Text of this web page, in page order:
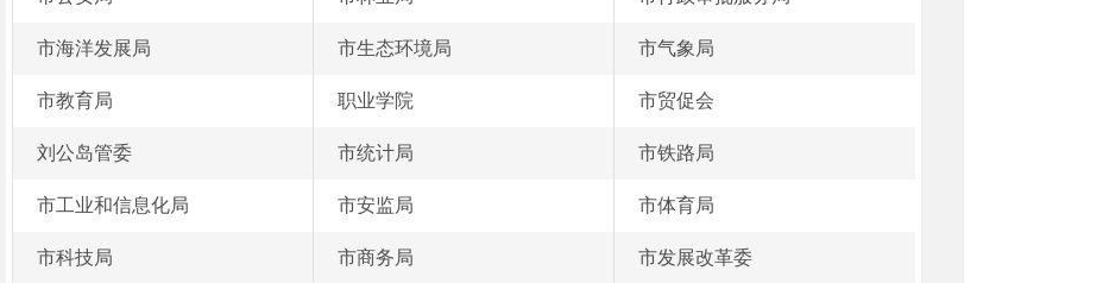
市海洋发展局 市生态环境局 市气象局
市教育局 职业学院 市贸促会
刘公岛管委 市统计局 市铁路局
市工业和信息化局 市安监局 市体育局
市科技局 市商务局 市发展改革委